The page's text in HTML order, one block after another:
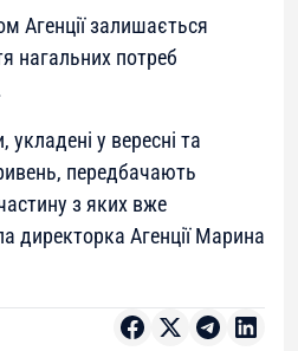
Агенції залишається
нагальних потреб
у вересні та
передбачають
з яких вже
директорка Агенції Марина